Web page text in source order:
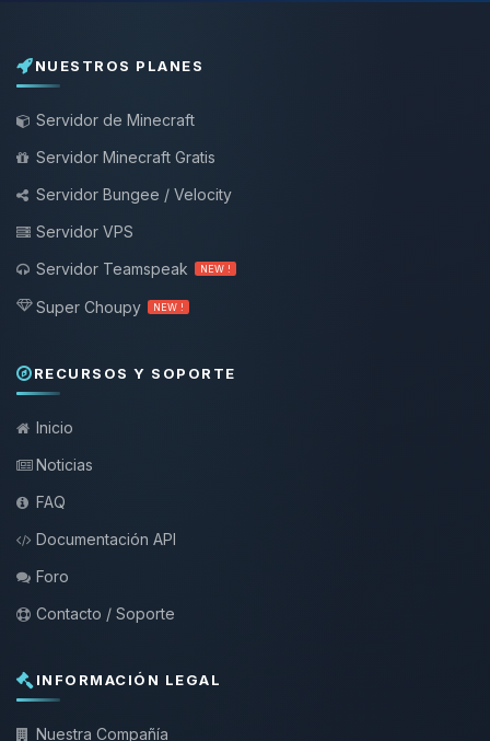
NUESTROS PLANES
Servidor de Minecraft
Servidor Minecraft Gratis
Servidor Bungee / Velocity
Servidor VPS
Servidor Teamspeak
NEW !
Super Choupy NEW !
RECURSOS Y SOPORTE
Inicio
Noticias
FAQ
Documentación API
Foro
Contacto / Soporte
INFORMACIÓN LEGAL
Nuestra Compañía